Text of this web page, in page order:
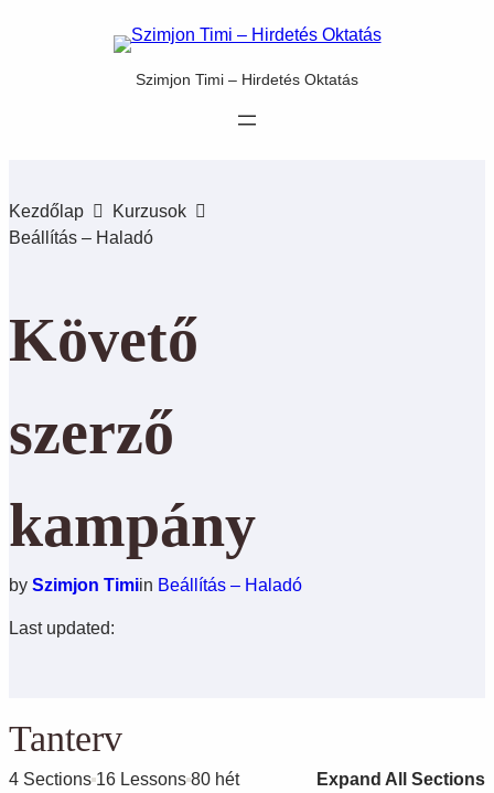
Szimjon Timi – Hirdetés Oktatás
Kezdőlap
Kurzusok
Beállítás – Haladó
Követő
szerző
kampány
by Szimjon Timiin Beállítás – Haladó
Last updated:
Tanterv
4 Sections 16 Lessons 80 hét Expand All Sections